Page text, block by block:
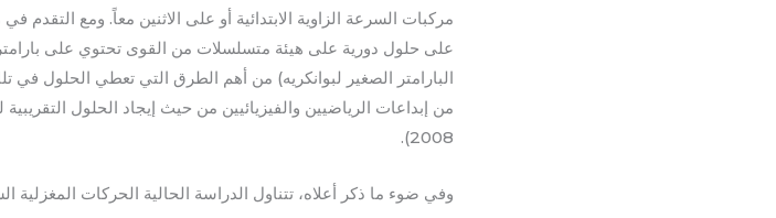
مركبات السرعة الزاوية الابتدائية أو على الاثنين معاً. ومع
على حلول دورية على هيئة متسلسلات من القوى تحتوي على
البارامتر الصغير لبوانكريه) من أهم الطرق التي تعطي الحلول في
2008).
وفي ضوء ما ذكر أعلاه، تتناول الدراسة الحالية الحركات